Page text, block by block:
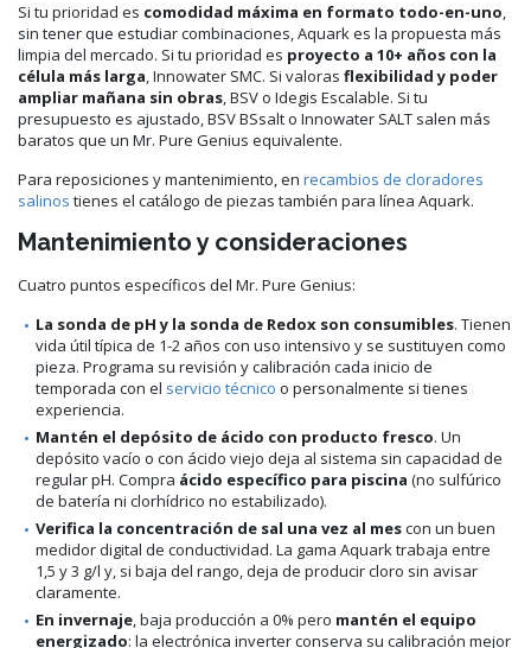
Si tu prioridad es comodidad máxima en formato todo-en-uno,
sin tener que estudiar combinaciones, Aquark es la propuesta más
limpia del mercado. Si tu prioridad es proyecto a 10+ años con la
célula más larga, Innowater SMC. Si valoras flexibilidad y poder
ampliar mañana sin obras, BSV o Idegis Escalable. Si tu
presupuesto es ajustado, BSV BSsalt o Innowater SALT salen más
baratos que un Mr. Pure Genius equivalente.
Para reposiciones y mantenimiento, en recambios de cloradores
salinos tienes el catálogo de piezas también para línea Aquark.
Mantenimiento y consideraciones
Cuatro puntos específicos del Mr. Pure Genius:
La sonda de pH y la sonda de Redox son consumibles. Tienen
vida útil típica de 1-2 años con uso intensivo y se sustituyen como
pieza. Programa su revisión y calibración cada inicio de
temporada con el servicio técnico o personalmente si tienes
experiencia.
Mantén el depósito de ácido con producto fresco. Un
depósito vacío o con ácido viejo deja al sistema sin capacidad de
regular pH. Compra ácido específico para piscina (no sulfúrico
de batería ni clorhídrico no estabilizado).
Verifica la concentración de sal una vez al mescon un buen
medidor digital de conductividad. La gama Aquark trabaja entre
1,5 y 3 g/l y, si baja del rango, deja de producir cloro sin avisar
claramente.
En invernaje, baja producción a 0% pero mantén el equipo
energizado: la electrónica inverter conserva su calibración mejor